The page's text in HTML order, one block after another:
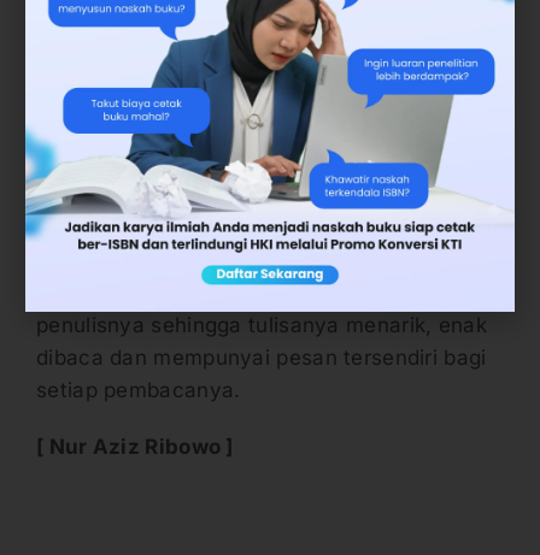
bahwa seorang penulis terlihat dari kreativitas
tulisannya. Melalui penulisan buku maupun
lainnya, dapat ditumbuhkan kepekaan
terhadap imajinasi dan menumbuhkan jiwa
analitis. Menulis sebuah buku dibutuhkan
kemampuan bermain logika dan bahasa
dengan cantik dalamteknik menulis. Kedua
kemampuan tersebut akan terhubungkan
dengan satu kesatuan dengan wawasan visi
penulisnya sehingga tulisanya menarik, enak
dibaca dan mempunyai pesan tersendiri bagi
setiap pembacanya.
[ Nur Aziz Ribowo ]